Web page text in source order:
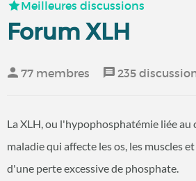
Meilleures discussions
Forum XLH
77 membres 235
La XLH, ou l'hypophosphatémie liée au
maladie qui affecte les os, les muscles
d'une perte excessive de phosphate.